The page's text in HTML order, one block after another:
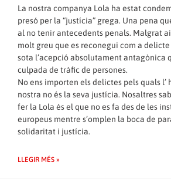
La nostra companya Lola ha estat
presó per la “justícia” grega. Una pena
al no tenir antecedents penals. Malgrat
molt greu que es reconegui com a
sota l’acepció absolutament antagònica
culpada de tràfic de persones.
No ens importen els delictes pels quals l’
nostra no és la seva justícia. Nosaltres
fer la Lola és el que no es fa des de les
europeus mentre s’omplen la boca de
solidaritat i justícia.
LLEGIR MÉS »